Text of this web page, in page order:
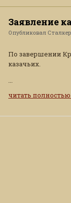
Заявление
Опубликовал Сталкер
По завершении
казачьих.
читать